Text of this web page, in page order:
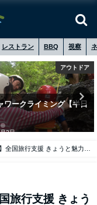
レストラン BBQ 視察
アウトドア
ワークライミング【半日
2日
全国旅行支援 きょうと魅力再
旅行支援 きょう